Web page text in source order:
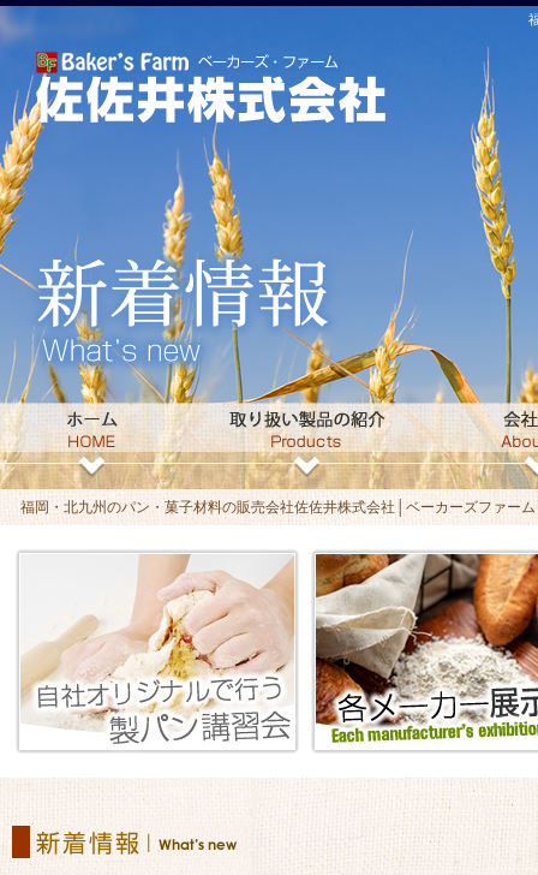
福岡・北九州のパン・菓子材料の販売会社佐佐井株式会社│ベーカーズファー